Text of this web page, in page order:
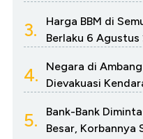
3.
Harga BBM di
Berlaku 6 Agustus
4.
Negara di
Dievakuasi
5.
Bank-Bank
Besar, Korbannya